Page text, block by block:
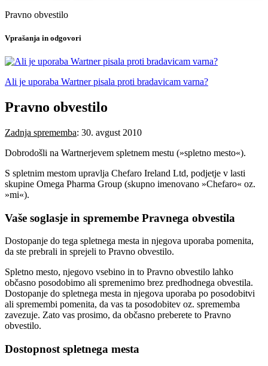
Pravno obvestilo
Vprašanja in odgovori
Ali je uporaba Wartner pisala proti bradavicam varna?
Pravno obvestilo
Zadnja sprememba: 30. avgust 2010
Dobrodošli na Wartnerjevem spletnem mestu (»spletno mesto«).
S spletnim mestom upravlja Chefaro Ireland Ltd, podjetje v lasti
skupine Omega Pharma Group (skupno imenovano »Chefaro« oz.
»mi«).
Vaše soglasje in spremembe Pravnega obvestila
Dostopanje do tega spletnega mesta in njegova uporaba pomenita,
da ste prebrali in sprejeli to Pravno obvestilo.
Spletno mesto, njegovo vsebino in to Pravno obvestilo lahko
občasno posodobimo ali spremenimo brez predhodnega obvestila.
Dostopanje do spletnega mesta in njegova uporaba po posodobitvi
ali spremembi pomenita, da vas ta posodobitev oz. sprememba
zavezuje. Zato vas prosimo, da občasno preberete to Pravno
obvestilo.
Dostopnost spletnega mesta